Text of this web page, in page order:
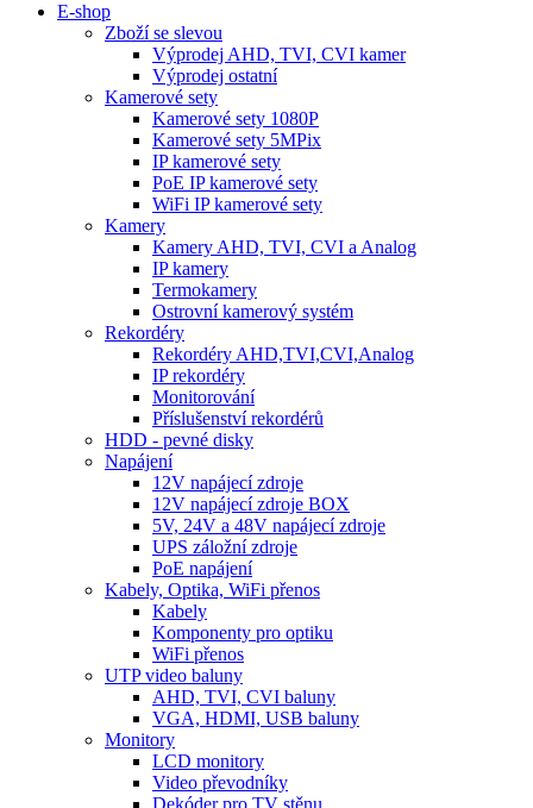
E-shop
Zboží se slevou
Výprodej AHD, TVI, CVI kamer
Výprodej ostatní
Kamerové sety
Kamerové sety 1080P
Kamerové sety 5MPix
IP kamerové sety
PoE IP kamerové sety
WiFi IP kamerové sety
Kamery
Kamery AHD, TVI, CVI a Analog
IP kamery
Termokamery
Ostrovní kamerový systém
Rekordéry
Rekordéry AHD,TVI,CVI,Analog
IP rekordéry
Monitorování
Příslušenství rekordérů
HDD - pevné disky
Napájení
12V napájecí zdroje
12V napájecí zdroje BOX
5V, 24V a 48V napájecí zdroje
UPS záložní zdroje
PoE napájení
Kabely, Optika, WiFi přenos
Kabely
Komponenty pro optiku
WiFi přenos
UTP video baluny
AHD, TVI, CVI baluny
VGA, HDMI, USB baluny
Monitory
LCD monitory
Video převodníky